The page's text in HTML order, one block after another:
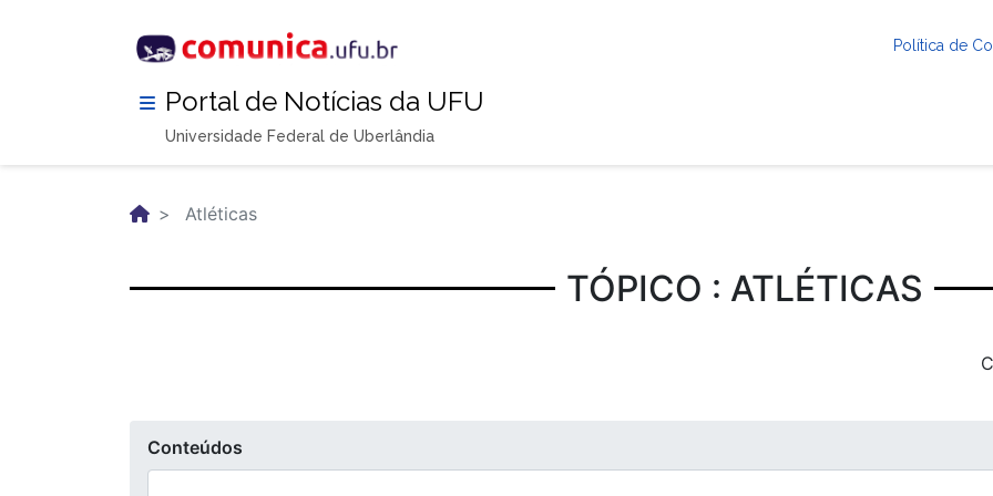
Política de
Portal de Notícias da UFU
Universidade Federal de Uberlândia
Atléticas
TÓPICO : ATLÉTICAS
Conteúdos